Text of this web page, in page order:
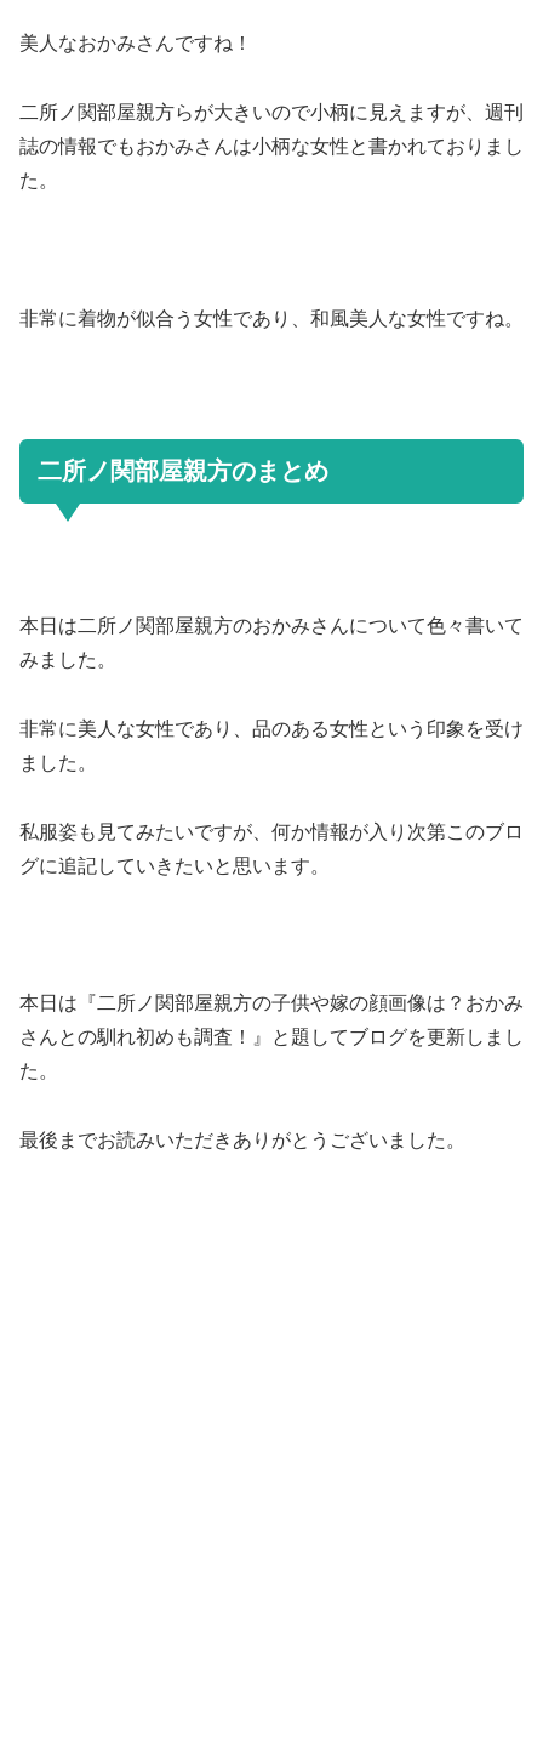
美人なおかみさんですね！
二所ノ関部屋親方らが大きいので小柄に見えますが、週刊
誌の情報でもおかみさんは小柄な女性と書かれておりまし
た。
非常に着物が似合う女性であり、和風美人な女性ですね。
二所ノ関部屋親方のまとめ
本日は二所ノ関部屋親方のおかみさんについて色々書いて
みました。
非常に美人な女性であり、品のある女性という印象を受け
ました。
私服姿も見てみたいですが、何か情報が入り次第このブロ
グに追記していきたいと思います。
本日は『二所ノ関部屋親方の子供や嫁の顔画像は？おかみ
さんとの馴れ初めも調査！』と題してブログを更新しまし
た。
最後までお読みいただきありがとうございました。